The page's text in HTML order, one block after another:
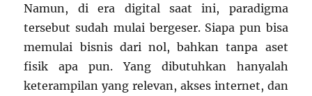
Namun, di era digital saat ini, paradigma
tersebut sudah mulai bergeser. Siapa pun bisa
memulai bisnis dari nol, bahkan tanpa aset
fisik apa pun. Yang dibutuhkan hanyalah
keterampilan yang relevan, akses internet, dan